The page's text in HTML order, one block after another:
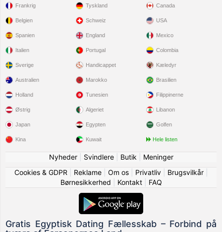
Frankrig
Belgien
Spanien
Italien
Sverige
Tyskland
Schweiz
England
Portugal
Handicappet
Canada
USA
Mexico
Colombia
Kæledyr
Australien
Holland
Østrig
Japan
Kina
Marokko
Tunesien
Algeriet
Egypten
Kuwait
Brasilien
Filippinerne
Libanon
Golfen
Hele listen
Nyheder| Svindlere| Butik
Meninger
Cookies & GDPR
Reklame| Om os| Privatliv| Brugsvilkår|
Børnesikkerhed
Kontakt| FAQ
Gratis Egyptisk Dating Fællesskab – Forbind på